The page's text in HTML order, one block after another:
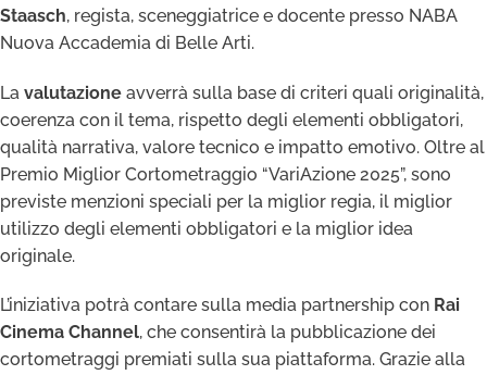
Staasch, regista, sceneggiatrice e docente presso NABA
Nuova Accademia di Belle Arti.
La valutazione avverrà sulla base di criteri quali originalità,
coerenza con il tema, rispetto degli elementi obbligatori,
qualità narrativa, valore tecnico e impatto emotivo. Oltre al
Premio Miglior Cortometraggio “VariAzione 2025”, sono
previste menzioni speciali per la miglior regia, il miglior
utilizzo degli elementi obbligatori e la miglior idea
originale.
L’iniziativa potrà contare sulla media partnership con Rai
Cinema Channel, che consentirà la pubblicazione dei
cortometraggi premiati sulla sua piattaforma. Grazie alla